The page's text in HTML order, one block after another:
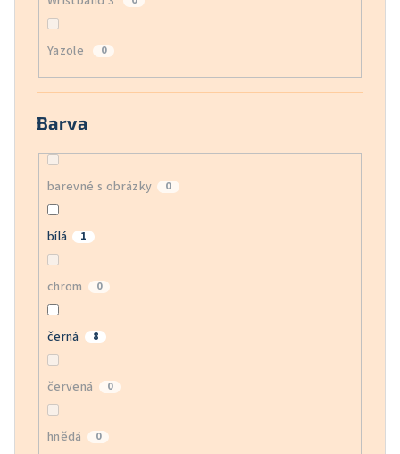
Yazole 0
Barva
barevné s obrázky 0
bílá 1
chrom 0
černá 8
červená 0
hnědá 0